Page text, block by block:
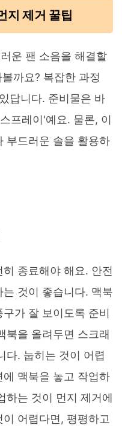
지 제거 꿀팁
운 팬 소음을 해결할
까요? 복잡한 과정
답니다. 준비물은 바
프레이'예요. 물론, 이
부드러운 솔을 활용하
종료해야 해요. 안전
것이 좋습니다. 맥북
가 잘 보이도록 준비
북을 올려두면 스크래
다. 눕히는 것이 어렵
맥북을 놓고 작업하
하는 것이 먼지 제거에
어렵다면, 평평하고